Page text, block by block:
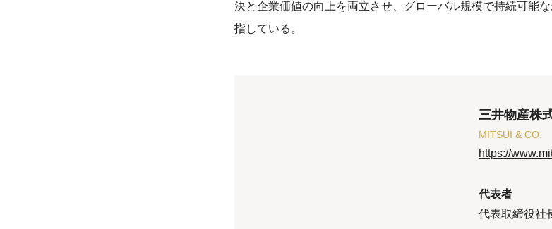
決と企業価値の向上を両立させ、グローバル規模で持続可能
指している。
三井物産株
MITSUI & CO.
https://
代表者
代表取締役社